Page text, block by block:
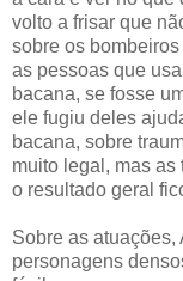
volto a frisar que
sobre os
as pessoas que
bacana, se fosse
ele fugiu deles
bacana, sobre
muito legal, mas
o resultado geral
Sobre as
personagens